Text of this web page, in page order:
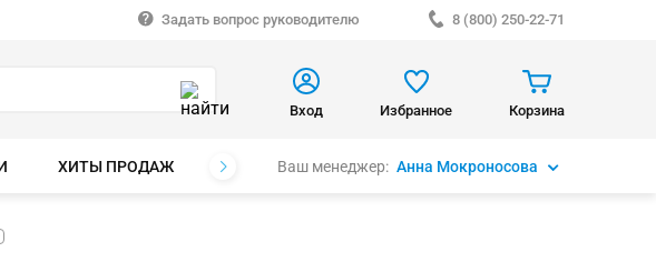
Задать вопрос руководителю 8 (800) 250-22-71
Вход Избранное Корзина
ХИТЫ ПРОДАЖ БРЕНДЫВаш менеджер: Анна Мокроносова